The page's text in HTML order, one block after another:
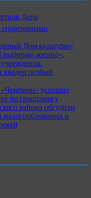
День
спортивными
Дом культуры»
выбираю жизнь!»,
особый
успешно
по грэпплингу
района обсудили
налогообложения и